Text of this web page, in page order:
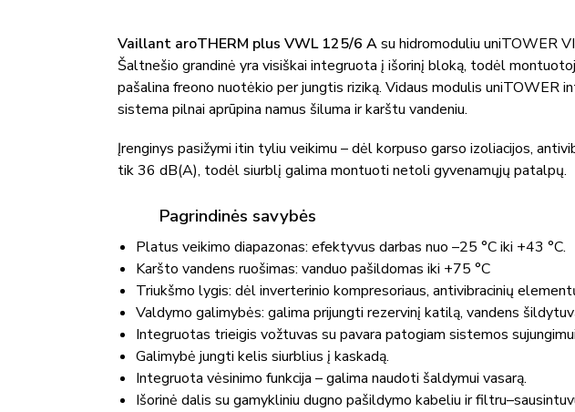
Vaillant aroTHERM plus VWL 125/6 Asu hidromoduliu uniTOWER
Šaltnešio grandinė yra visiškai integruota į išorinį bloką, todėl
pašalina freono nuotėkio per jungtis riziką. Vidaus modulis
sistema pilnai aprūpina namus šiluma ir karštu vandeniu.
Įrenginys pasižymi itin tyliu veikimu – dėl korpuso garso izoliacijos,
tik 36 dB(A), todėl siurblį galima montuoti netoli gyvenamųjų patalpų.
Pagrindinės savybės
Platus veikimo diapazonas: efektyvus darbas nuo –25 °C iki +43 °C.
Karšto vandens ruošimas: vanduo pašildomas iki +75 °C
Triukšmo lygis: dėl inverterinio kompresoriaus, antivibracinių
Valdymo galimybės: galima prijungti rezervinį katilą, vandens
Integruotas trieigis vožtuvas su pavara patogiam sistemos
Galimybė jungti kelis siurblius į kaskadą.
Integruota vėsinimo funkcija – galima naudoti šaldymui vasarą.
Išorinė dalis su gamykliniu dugno pašildymo kabeliu ir